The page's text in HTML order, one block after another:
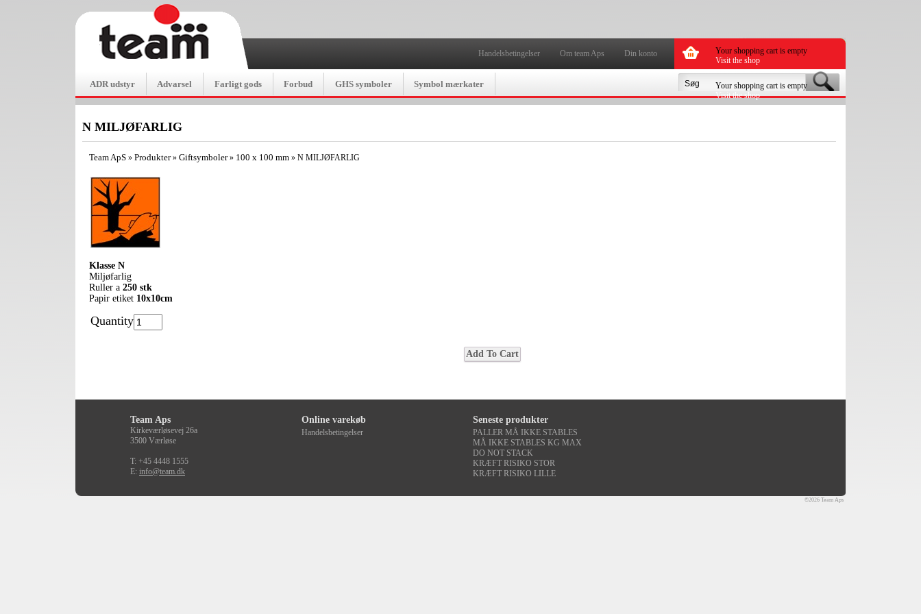
Handelsbetingelser Om team Aps Din konto
Your shopping cart is empty
Visit the shop
Your shopping cart is empty
Visit the shop
ADR udstyr Advarsel Farligt gods Forbud GHS symboler Symbol mærkater
N MILJØFARLIG
Team ApS » Produkter» Giftsymboler» 100 x 100 mm » N MILJØFARLIG
Klasse N
Miljøfarlig
Ruller a 250 stk
Papir etiket 10x10cm
Quantity
Team Aps
Kirkeværløsevej 26a
3500 Værløse
T: +45 4448 1555
E: info@team.dk
Online varekøb
Handelsbetingelser
Seneste produkter
PALLER MÅ IKKE STABLES
MÅ IKKE STABLES KG MAX
DO NOT STACK
KRÆFT RISIKO STOR
KRÆFT RISIKO LILLE
©2026 Team Aps